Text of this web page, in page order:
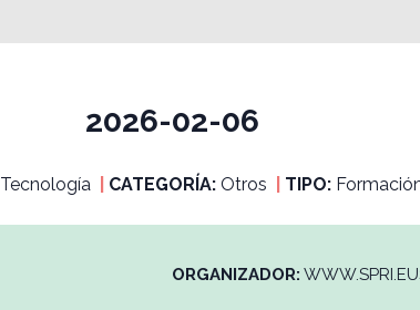
2026-02-06
Tecnología CATEGORÍA: Otros TIPO:
ORGANIZADOR: